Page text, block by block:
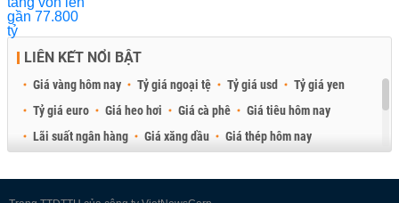
LIÊN KẾT NỔI BẬT
Giá vàng hôm nay Tỷ giá ngoại tệ Tỷ giá usd
Tỷ giá yen
Tỷ giá euro
Giá heo hơi Giá cà phê
Giá tiêu hôm nay
Lãi suất ngân hàng
Giá xăng dầu
Giá thép hôm nay